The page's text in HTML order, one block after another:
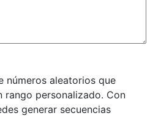
números aleatorios que
rango personalizado. Con
generar secuencias